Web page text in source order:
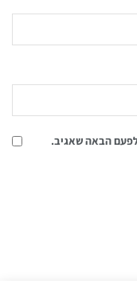
הבאה שאגיב.